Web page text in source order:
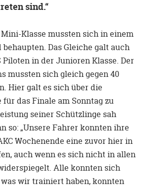
sind.“
Klasse mussten sich in einem
Das Gleiche galt auch
in der Junioren Klasse. Der
mussten sich gleich gegen 40
Hier galt es sich über die
das Finale am Sonntag zu
seiner Schützlinge sah
so: „Unsere Fahrer konnten ihre
Wochenende eine zuvor hier in
auch wenn es sich nicht in allen
Alle konnten sich
wir trainiert haben, konnten